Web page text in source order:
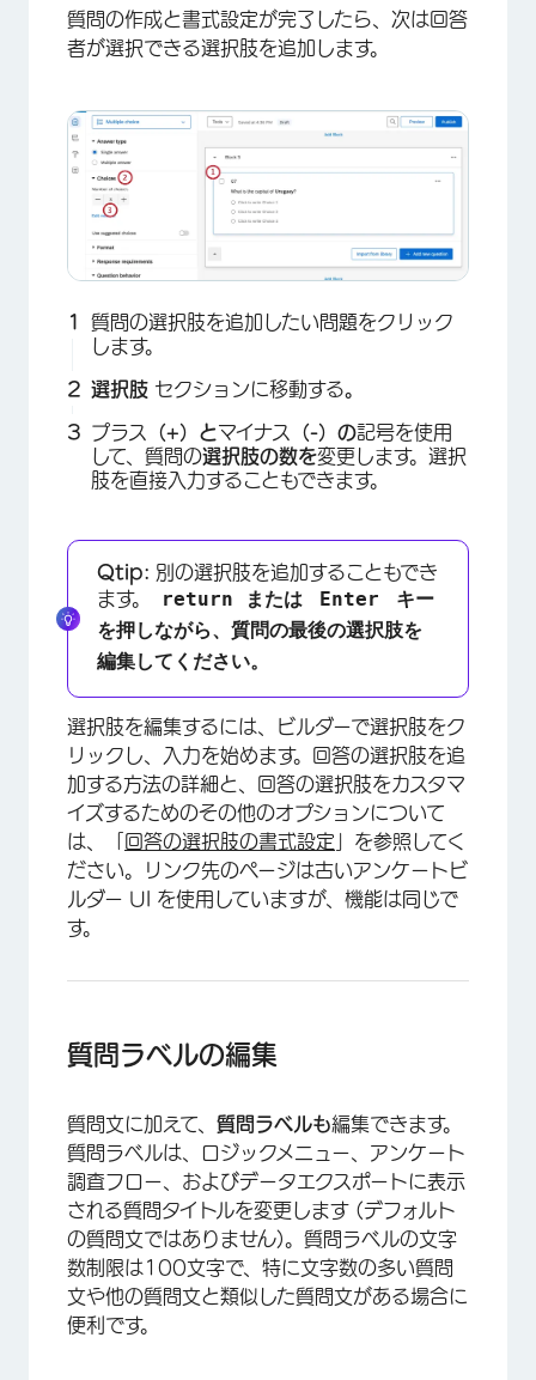
×
質問の作成と書式設定が完了したら、次は回答
者が選択できる選択肢を追加します。
×
質問の選択肢を追加したい問題をクリック
します。
選択肢 セクションに移動する。
プラス （+）とマイナス （-）の記号を使用
して、質問の選択肢の数を変更します。選択
肢を直接入力することもできます。
Qtip: 別の選択肢を追加することもでき
ます。
return または Enter
キー
を押しながら、質問の最後の選択肢を
編集してください。
選択肢を編集するには、ビルダーで選択肢をク
リックし、入力を始めます。回答の選択肢を追
加する方法の詳細と、回答の選択肢をカスタマ
イズするためのその他のオプションについて
は、「
回答の選択肢の書式設定 」を参照してく
ださい。リンク先のページは古いアンケートビ
ルダー UI を使用していますが、機能は同じで
す。
質問ラベルの編集
質問文に加えて、 質問ラベルも編集できます。
質問ラベルは、ロジックメニュー、アンケート
調査フロー、およびデータエクスポートに表示
される質問タイトルを変更します (デフォルト
の質問文ではありません)。質問ラベルの文字
数制限は100文字で、特に文字数の多い質問
文や他の質問文と類似した質問文がある場合に
便利です。